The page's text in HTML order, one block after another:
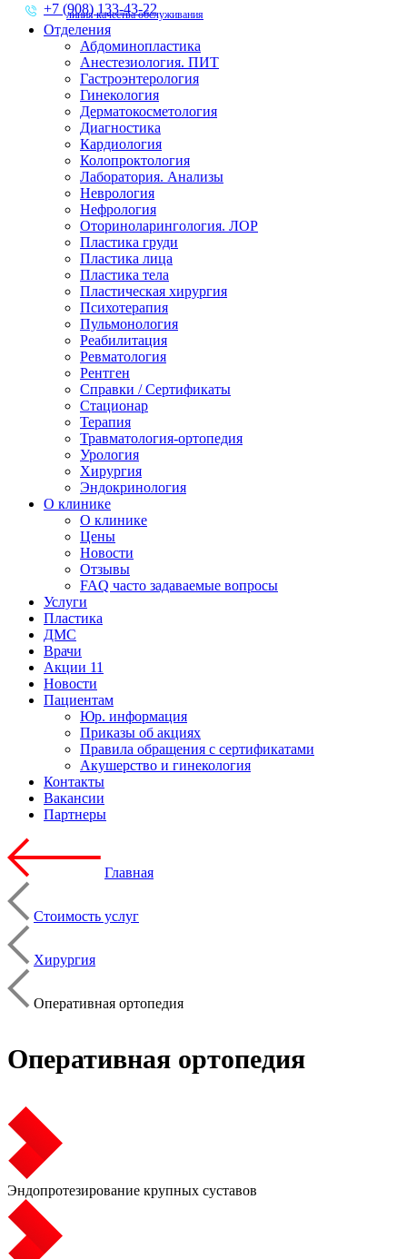
+7 (908) 133-43-22
линия качества обслуживания
Отделения
Абдоминопластика
Анестезиология. ПИТ
Гастроэнтерология
Гинекология
Дерматокосметология
Диагностика
Кардиология
Колопроктология
Лаборатория. Анализы
Неврология
Нефрология
Оториноларингология. ЛОР
Пластика груди
Пластика лица
Пластика тела
Пластическая хирургия
Психотерапия
Пульмонология
Реабилитация
Ревматология
Рентген
Справки / Сертификаты
Стационар
Терапия
Травматология-ортопедия
Урология
Хирургия
Эндокринология
О клинике
О клинике
Цены
Новости
Отзывы
FAQ часто задаваемые вопросы
Услуги
Пластика
ДМС
Врачи
Акции 11
Новости
Пациентам
Юр. информация
Приказы об акциях
Правила обращения с сертификатами
Акушерство и гинекология
Контакты
Вакансии
Партнеры
Главная
Стоимость услуг
Хирургия
Оперативная ортопедия
Оперативная ортопедия
Эндопротезирование крупных суставов